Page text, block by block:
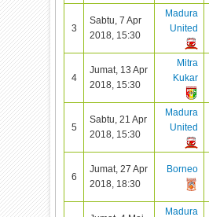
3
Sabtu, 7 Apr
2018, 15:30
Madura
United
4
Jumat, 13 Apr
2018, 15:30
Mitra
Kukar
5
Sabtu, 21 Apr
2018, 15:30
Madura
United
6
Jumat, 27 Apr
2018, 18:30
Borneo
Madura